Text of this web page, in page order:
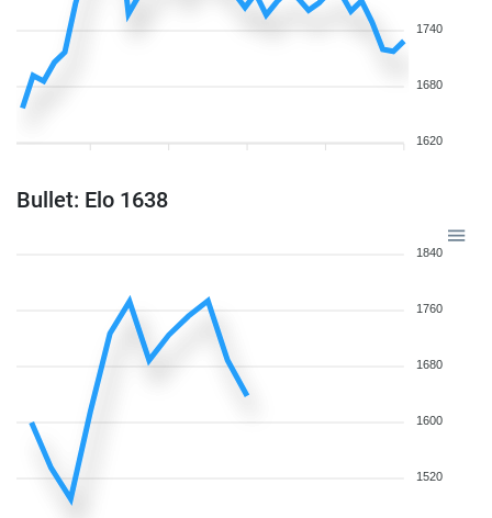
1740
1680
1620
Bullet: Elo 1638
1840
1760
1680
1600
1520